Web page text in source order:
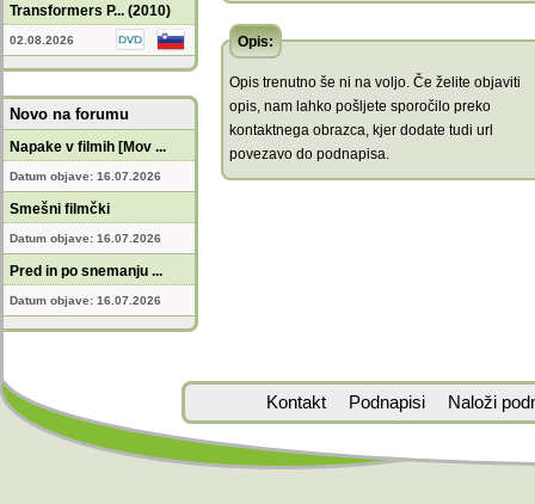
Transformers P... (2010)
02.08.2026
Novo na forumu
Napake v filmih [Mov ...
Datum objave: 16.07.2026
Smešni filmčki
Datum objave: 16.07.2026
Pred in po snemanju ...
Datum objave: 16.07.2026
Opis:
Opis trenutno še ni na voljo. Če želite objaviti
opis, nam lahko pošljete sporočilo preko
kontaktnega obrazca, kjer dodate tudi url
povezavo do podnapisa.
Kontakt Podnapisi Naloži